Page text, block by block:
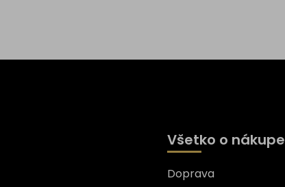
Všetko o nákupe
Doprava